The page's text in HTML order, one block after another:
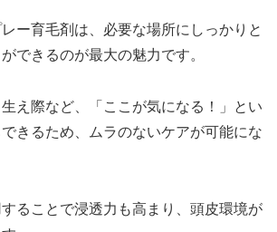
ー育毛剤は、必要な場所にしっかりと
できるのが最大の魅力です。
え際など、「ここが気になる！」とい
きるため、ムラのないケアが可能にな
ることで浸透力も高まり、頭皮環境が